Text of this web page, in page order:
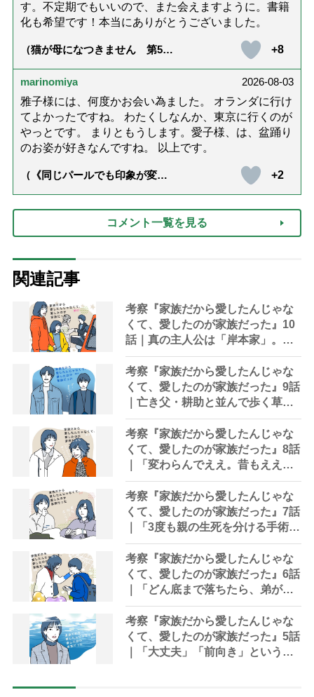
す。不定期でもいいので、また会えますように。書籍
化も希望です！本当にありがとうございました。
（猫が母になつきません 第500
+8
marinomiya
2026-08-03
雅子様には、何度かお会い為ました。 オランダに行け
てよかったですね。 わたくしなんか、東京に行くのが
やっとです。 まりともうします。愛子様、は、盆踊り
のお姿が好きなんですね。 以上です。
（《同じパールでも印象が変
の夏ネックレス」上品＆涼しげ
に見せる4つの法則）
+2
コメント一覧を見る
関連記事
考察『家族だから愛したんじゃな
くて、愛したのが家族だった』10
話｜真の主人公は「岸本家」。演
技派俳優・河合優実の誕生を見届
けた幸せ
考察『家族だから愛したんじゃな
くて、愛したのが家族だった』9話
｜亡き父・耕助と並んで歩く草太
「パパ、この道でええ？」
考察『家族だから愛したんじゃな
くて、愛したのが家族だった』8話
｜「変わらんでええ。昔もええ。
今もええ。一生懸命食べて、一生
懸命生きてれば、それでええ」
考察『家族だから愛したんじゃな
くて、愛したのが家族だった』7話
｜「3度も親の生死を分ける手術に
娘を立ち会わせるなんて」
考察『家族だから愛したんじゃな
くて、愛したのが家族だった』6話
｜「どん底まで落ちたら、弟が輝
いて見えた」にたった一晩で7000
件「いいね」が
考察『家族だから愛したんじゃな
くて、愛したのが家族だった』5話
｜「大丈夫」「前向き」という言